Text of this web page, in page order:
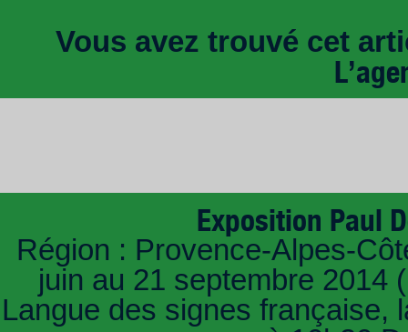
Vous avez trouvé cet
Exposition Paul
Région : Provence-Alpes-
juin au 21 septembre 2014
Langue des signes française,